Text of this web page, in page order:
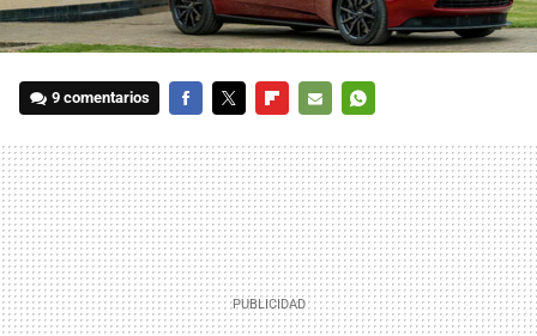
9 comentarios
MAIL